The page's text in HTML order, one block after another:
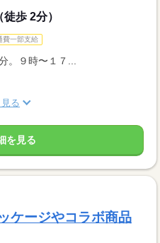
歩 2分）
費一部支給
９時〜１７...
る
を見る
ケージやコラボ商品